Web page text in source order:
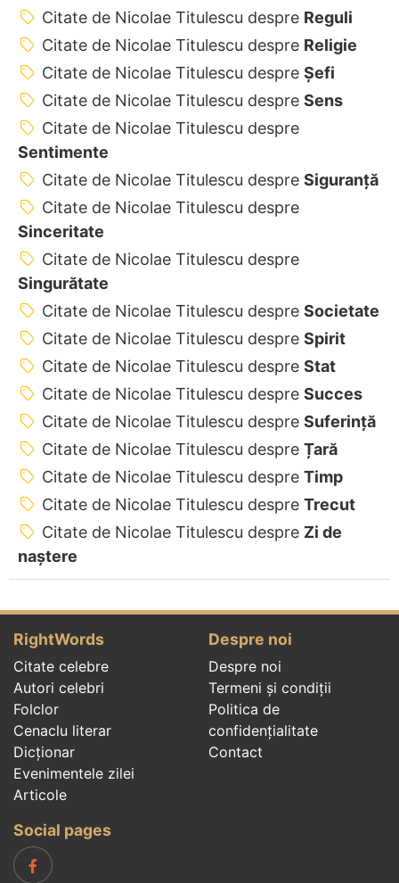
Citate de Nicolae Titulescu despre Reguli
Citate de Nicolae Titulescu despre Religie
Citate de Nicolae Titulescu despre Șefi
Citate de Nicolae Titulescu despre Sens
Citate de Nicolae Titulescu despre
Sentimente
Citate de Nicolae Titulescu despre Siguranță
Citate de Nicolae Titulescu despre
Sinceritate
Citate de Nicolae Titulescu despre
Singurătate
Citate de Nicolae Titulescu despre Societate
Citate de Nicolae Titulescu despre Spirit
Citate de Nicolae Titulescu despre Stat
Citate de Nicolae Titulescu despre Succes
Citate de Nicolae Titulescu despre Suferință
Citate de Nicolae Titulescu despre Țară
Citate de Nicolae Titulescu despre Timp
Citate de Nicolae Titulescu despre Trecut
Citate de Nicolae Titulescu despre Zi de
naștere
RightWords
Citate celebre
Autori celebri
Folclor
Cenaclu literar
Dicționar
Evenimentele zilei
Articole
Despre noi
Despre noi
Termeni și condiții
Politica de
confidenţialitate
Contact
Social pages